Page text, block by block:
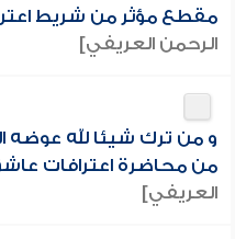
مقطع مؤثر من شريط
الرحمن العريفي]
و من ترك شيئا لله عوضه
من محاضرة اعترافات
العريفي]